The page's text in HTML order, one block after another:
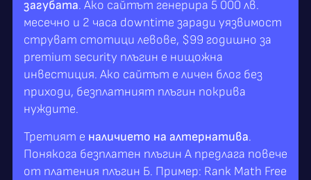
загубата. Ако сайтът генерира 5 000 лв.
месечно и 2 часа downtime заради уязвимост
струват стотици левове, $99 годишно за
premium security плъгин е нищожна
инвестиция. Ако сайтът е личен блог без
приходи, безплатният плъгин покрива
нуждите.
Третият е наличието на алтернатива.
Понякога безплатен плъгин А предлага повече
от платения плъгин Б. Пример: Rank Math Free